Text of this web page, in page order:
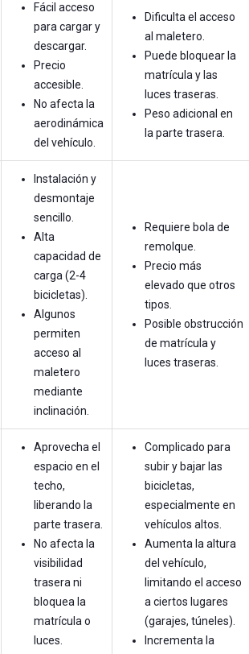
Fácil acceso
para cargar y
descargar.
Precio
accesible.
No afecta la
aerodinámica
del vehículo.
Dificulta el acceso
al maletero.
Puede bloquear la
matrícula y las
luces traseras.
Peso adicional en
la parte trasera.
Instalación y
desmontaje
sencillo.
Alta
capacidad de
carga (2-4
bicicletas).
Algunos
permiten
acceso al
maletero
mediante
inclinación.
Requiere bola de
remolque.
Precio más
elevado que otros
tipos.
Posible obstrucción
de matrícula y
luces traseras.
Aprovecha el
espacio en el
techo,
liberando la
parte trasera.
No afecta la
visibilidad
trasera ni
bloquea la
matrícula o
luces.
Complicado para
subir y bajar las
bicicletas,
especialmente en
vehículos altos.
Aumenta la altura
del vehículo,
limitando el acceso
a ciertos lugares
(garajes, túneles).
Incrementa la